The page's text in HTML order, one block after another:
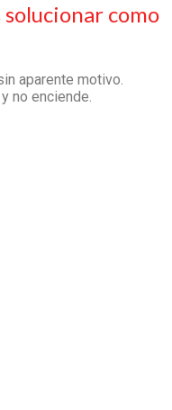
como
aparente motivo.
no enciende.